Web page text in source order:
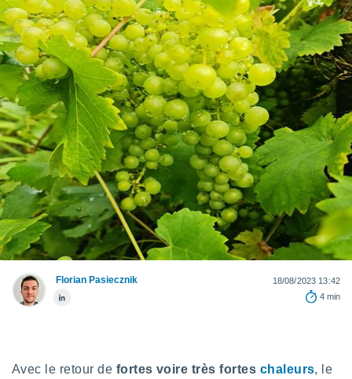
en
:
les
et
des
par le
nous
des
ACCEPTER
ET
CONTINUER
PARAMÈTRES
Florian Pasiecznik
18/08/2023 13:42
4 min
Avec le retour de fortes voire très fortes chaleurs, le